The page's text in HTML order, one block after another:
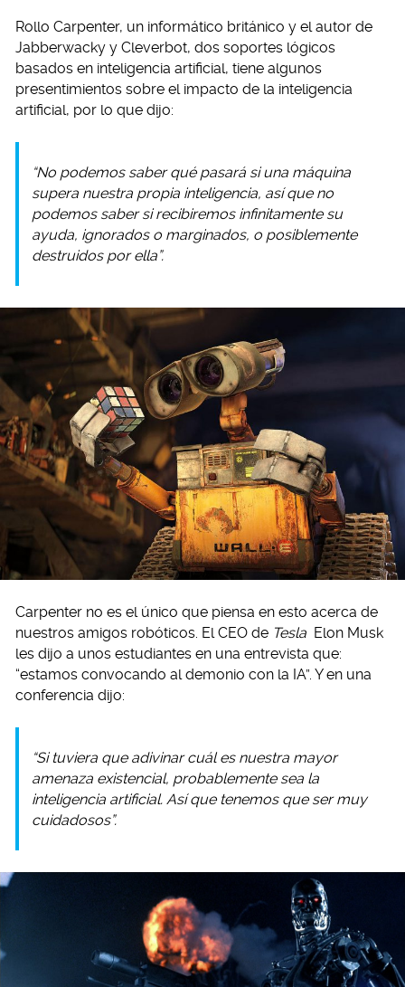
Rollo Carpenter, un informático británico y el autor de
Jabberwacky y Cleverbot, dos soportes lógicos
basados en inteligencia artificial, tiene algunos
presentimientos sobre el impacto de la inteligencia
artificial, por lo que dijo:
“No podemos saber qué pasará si una máquina
supera nuestra propia inteligencia, así que no
podemos saber si recibiremos infinitamente su
ayuda, ignorados o marginados, o posiblemente
destruidos por ella”.
Carpenter no es el único que piensa en esto acerca de
nuestros amigos robóticos. El CEO de Tesla Elon Musk
les dijo a unos estudiantes en una entrevista que:
“estamos convocando al demonio con la IA”. Y en una
conferencia dijo:
“Si tuviera que adivinar cuál es nuestra mayor
amenaza existencial, probablemente sea la
inteligencia artificial. Así que tenemos que ser muy
cuidadosos”.